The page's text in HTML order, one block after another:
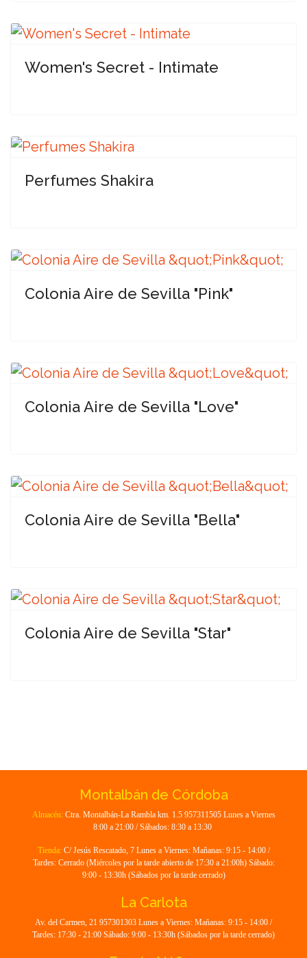
Women's Secret - Intimate
Perfumes Shakira
Colonia Aire de Sevilla "Pink"
Colonia Aire de Sevilla "Love"
Colonia Aire de Sevilla "Bella"
Colonia Aire de Sevilla "Star"
Montalbán de Córdoba
Almacén: Ctra. Montalbán-La Rambla km. 1.5 957311505 Lunes a Viernes
8:00 a 21:00 / Sábados: 8:30 a 13:30
Tienda: C/ Jesús Rescatado, 7 Lunes a Viernes: Mañanas: 9:15 - 14:00 /
Tardes: Cerrado (Miércoles por la tarde abierto de 17:30 a 21:00h) Sábado:
9:00 - 13:30h (Sábados por la tarde cerrado)
La Carlota
Av. del Carmen, 21 957301303 Lunes a Viernes: Mañanas: 9:15 - 14:00 /
Tardes: 17:30 - 21:00 Sábado: 9:00 - 13:30h (Sábados por la tarde cerrado)